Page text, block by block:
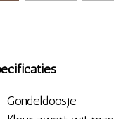
Gondeldoosje